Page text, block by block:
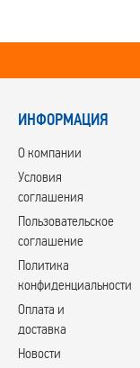
ИНФОРМАЦИЯ
О компании
Условия
соглашения
Пользовательское
соглашение
Политика
конфиденциальности
Оплата и
доставка
Новости